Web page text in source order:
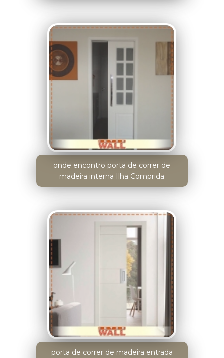
onde encontro porta de correr de
madeira interna Ilha Comprida
porta de correr de madeira entrada